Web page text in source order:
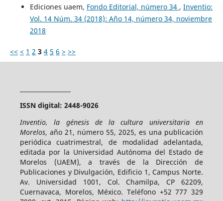
Ediciones uaem, Fondo Editorial, número 34 , Inventio:
Vol. 14 Núm. 34 (2018): Año 14, número 34, noviembre
2018
<< < 1 2 3 4 5 6 > >>
ISSN digital: 2448-9026
Inventio, la génesis de la cultura universitaria en
Morelos, año 21, número 55, 2025, es una publicación
periódica cuatrimestral, de modalidad adelantada,
editada por la Universidad Autónoma del Estado de
Morelos (UAEM), a través de la Dirección de
Publicaciones y Divulgación, Edificio 1, Campus Norte.
Av. Universidad 1001, Col. Chamilpa, CP 62209,
Cuernavaca, Morelos, México. Teléfono +52 777 329